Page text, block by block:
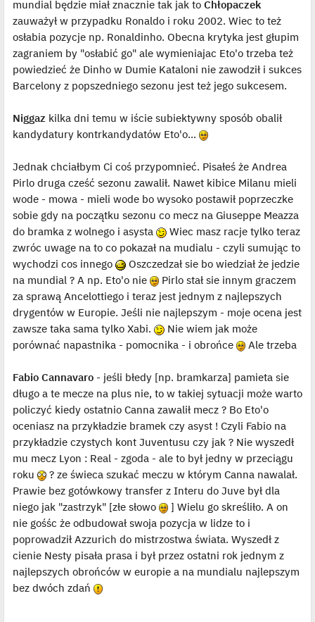
mundial będzie miał znacznie tak jak to Chłopaczek
zauważył w przypadku Ronaldo i roku 2002. Wiec to też
osłabia pozycje np. Ronaldinho. Obecna krytyka jest głupim
zagraniem by "osłabić go" ale wymieniajac Eto'o trzeba też
powiedzieć że Dinho w Dumie Kataloni nie zawodził i sukces
Barcelony z popszedniego sezonu jest też jego sukcesem.
Niggaz kilka dni temu w iście subiektywny sposób obalił
kandydatury kontrkandydatów Eto'o...
Jednak chciałbym Ci coś przypomnieć. Pisałeś że Andrea
Pirlo druga cześć sezonu zawalił. Nawet kibice Milanu mieli
wode - mowa - mieli wode bo wysoko postawił poprzeczke
sobie gdy na początku sezonu co mecz na Giuseppe Meazza
do bramka z wolnego i asysta
Wiec masz racje tylko teraz
zwróc uwage na to co pokazał na mudialu - czyli sumując to
wychodzi cos innego
Oszczedzał sie bo wiedział że jedzie
na mundial ? A np. Eto'o nie
Pirlo stał sie innym graczem
za sprawą Ancelottiego i teraz jest jednym z najlepszych
drygentów w Europie. Jeśli nie najlepszym - moje ocena jest
zawsze taka sama tylko Xabi.
Nie wiem jak może
porównać napastnika - pomocnika - i obrońce
Ale trzeba
Fabio Cannavaro- jeśli błedy [np. bramkarza] pamieta sie
długo a te mecze na plus nie, to w takiej sytuacji może warto
policzyć kiedy ostatnio Canna zawalił mecz ? Bo Eto'o
oceniasz na przykładzie bramek czy asyst ! Czyli Fabio na
przykładzie czystych kont Juventusu czy jak ? Nie wyszedł
mu mecz Lyon : Real - zgoda - ale to był jedny w przeciągu
roku
? ze świeca szukać meczu w którym Canna nawalał.
Prawie bez gotówkowy transfer z Interu do Juve był dla
niego jak "zastrzyk" [złe słowo
] Wielu go skreśliło. A on
nie gośśc że odbudował swoja pozycja w lidze to i
poprowadził Azzurich do mistrzostwa świata. Wyszedł z
cienie Nesty pisała prasa i był przez ostatni rok jednym z
najlepszych obrońców w europie a na mundialu najlepszym
bez dwóch zdań